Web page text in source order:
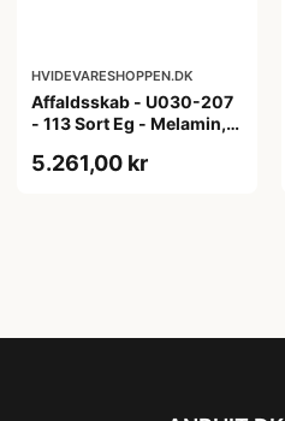
HVIDEVARESHOPPEN.DK
Affaldsskab - U030-207
- 113 Sort Eg - Melamin,
5.261,00 kr